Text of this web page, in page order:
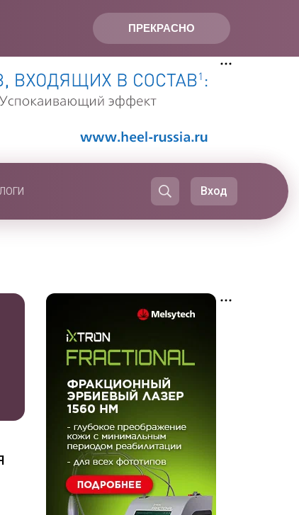
ПРЕКРАСНО
Вход